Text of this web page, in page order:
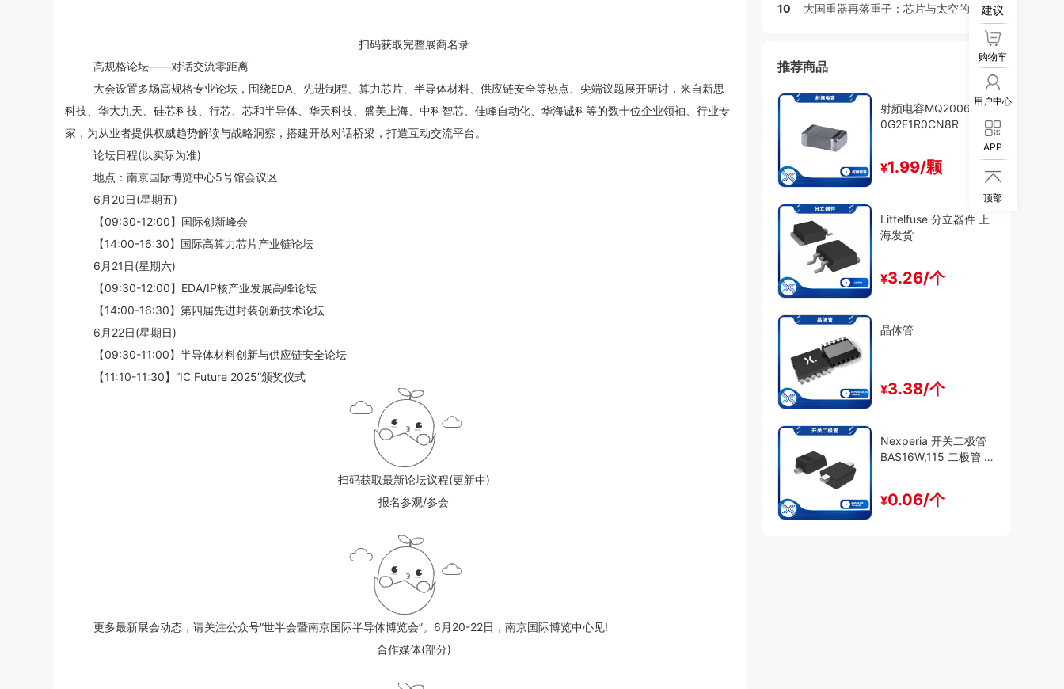
扫码获取完整展商名录
高规格论坛——对话交流零距离
大会设置多场高规格专业论坛，围绕EDA、先进制程、算力芯片、半导体材料、供应链安全等热点、尖端议题展开研讨，来自新思
科技、华大九天、硅芯科技、行芯、芯和半导体、华天科技、盛美上海、中科智芯、佳峰自动化、华海诚科等的数十位企业领袖、行业专
家，为从业者提供权威趋势解读与战略洞察，搭建开放对话桥梁，打造互动交流平台。
论坛日程(以实际为准)
地点：南京国际博览中心5号馆会议区
6月20日(星期五)
【09:30-12:00】国际创新峰会
【14:00-16:30】国际高算力芯片产业链论坛
6月21日(星期六)
【09:30-12:00】EDA/IP核产业发展高峰论坛
【14:00-16:30】第四届先进封装创新技术论坛
6月22日(星期日)
【09:30-11:00】半导体材料创新与供应链安全论坛
【11:10-11:30】“IC Future 2025”颁奖仪式
扫码获取最新论坛议程(更新中)
报名参观/参会
更多最新展会动态，请关注公众号“世半会暨南京国际半导体博览会”。6月20-22日，南京国际博览中心见!
合作媒体(部分)
10 大国重器再落重子：芯片与太空的双重突围
推荐商品
射频电容MQ200603C
0G2E1R0CN8R
¥1.99/颗
Littelfuse 分立器件 上
海发货
¥3.26/个
晶体管
¥3.38/个
Nexperia 开关二极管
BAS16W,115 二极管 -
¥0.06/个
建议
购物车
用户中心
APP

顶部